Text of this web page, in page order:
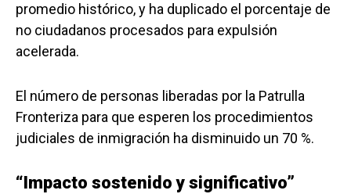
promedio histórico, y ha duplicado el porcentaje de
no ciudadanos procesados para expulsión
acelerada.
El número de personas liberadas por la Patrulla
Fronteriza para que esperen los procedimientos
judiciales de inmigración ha disminuido un 70 %.
“Impacto sostenido y significativo”